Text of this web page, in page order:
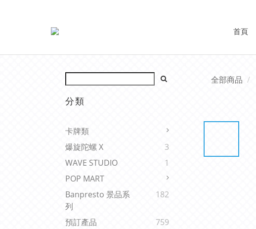
首頁
分類
卡牌類
爆旋陀螺 X
3
WAVE STUDIO
1
POP MART
Banpresto 景品系
列
182
預訂產品
759
全部商品